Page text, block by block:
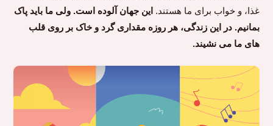
غذا، و خواب برای ما هستند. این جهان آلوده است. ولی ما باید پاک
بمانیم. در این زندگی، هر روزه مقداری گرد و خاک بر روی قلب
های ما می نشیند.